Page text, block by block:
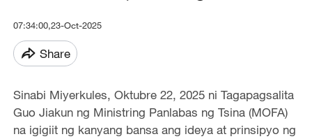
07:34:00,23-Oct-2025
Share
Sinabi Miyerkules, Oktubre 22, 2025 ni Tagapagsalita
Guo Jiakun ng Ministring Panlabas ng Tsina (MOFA)
na igigiit ng kanyang bansa ang ideya at prinsipyo ng